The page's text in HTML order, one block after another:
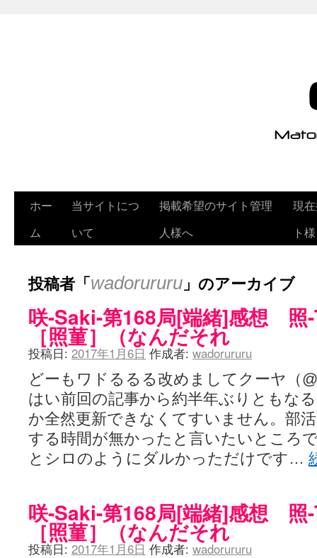
ホー
ム
当サイトにつ
いて
掲載希望のサイト管理
人様へ
現
ト様
投稿者「wadorururu 」のアーカイブ
咲-Saki-第168局[端緒]感想 照
［照菫］（なんだそれ
投稿日: 2017年1月6日 作成者: wadorururu
どーもワドるるる改めましてクーヤ（
はい前回の記事から約半年ぶりともな
か全然更新できなくてすいません。部
する時間が無かったと言いたいところ
とシロのようにダルかっただけです…
咲-Saki-第168局[端緒]感想 照
［照菫］（なんだそれ
投稿日: 2017年1月6日 作成者: wadorururu